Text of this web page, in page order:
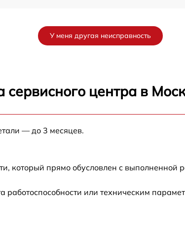
У меня другая неисправность
сервисного центра в
— до 3 месяцев.
который прямо обусловлен с
или техническим